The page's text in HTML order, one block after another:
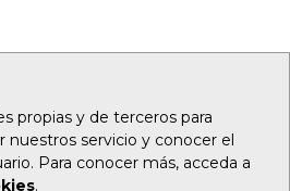
propias y de terceros para
nuestros servicio y conocer el
Para conocer más, acceda a
.